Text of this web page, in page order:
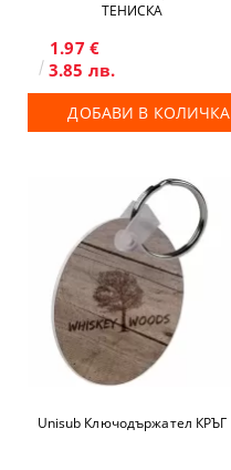
ТЕНИСКА
1.97 €
3.85 лв.
ДОБАВИ В КОЛИЧКА
Unisub Ключодържател КРЪГ